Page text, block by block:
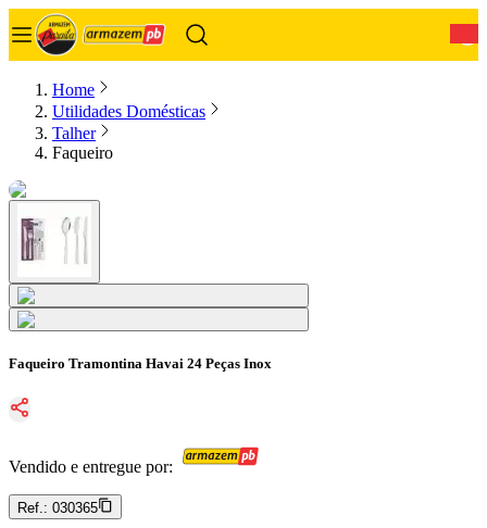
Home
Utilidades Domésticas
Talher
Faqueiro
Faqueiro Tramontina Havai 24 Peças Inox
Vendido e entregue por:
Ref.: 030365